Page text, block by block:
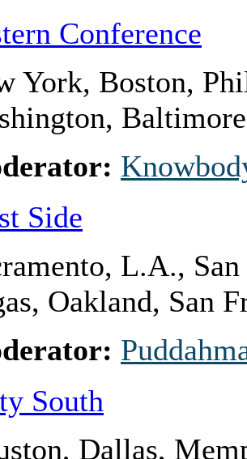
Conference
York, Boston,
Side
L.A.,
Oakland, San
South
Dallas,